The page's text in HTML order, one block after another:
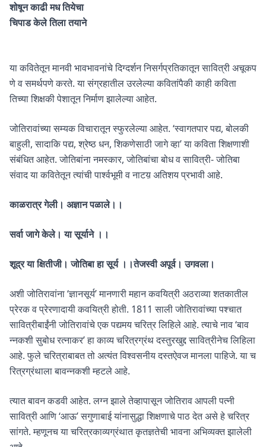
शोषून काढी मध तियेचा
चिपाड केले तिला तयाने
या कवितेतून मानवी भावभावनांचे दिग्दर्शन निसर्गप्रतिकातून सावित्री अचूकप
णे व समर्थपणे करते. या संग्रहातील उरलेल्या कवितांपैकी काही कविता
तिच्या शिक्षकी पेशातून निर्माण झालेल्या आहेत.
जोतिरावांच्या सम्यक विचारातून स्फुरलेल्या आहेत. ‘स्वागतपार पद्य, बोलकी
बाहुली, सादाकि पद्य, श्रेष्ठ धन, शिकणेसाठी जागे व्हा’ या कविता शिक्षणाशी
संबंधित आहेत. जोतिबांना नमस्कार, जोतिबांचा बोध व सावित्री- जोतिबा
संवाद या कवितेतून त्यांची पार्श्वभूम‍ी व नाटय़ अतिशय प्रभावी आहे.
काळरात्र गेली। अज्ञान पळाले।।
सर्वा जागे केले। या सूर्याने ।।
शूद्र या क्षितीजी। जोतिबा हा सूर्य ।।तेजस्वी अपूर्व। उगवला।
अशी जोतिरावांना ‘ज्ञानसूर्य’ मानणारी महान कवयित्री अठराव्या शतकातील
प्रेरक व प्रेरणादायी कवयित्री होती. 1811 साली जोतिरावांच्या पश्चात
सावित्रीबाईंनी जोतिरावांचे एक पद्यमय चरित्र लिहिले आहे. त्याचे नाव ‘बाव
न्नकशी सुबोध रत्नाकर’ हा काव्य चरित्रग्रंथ दस्तुरखुद्द सावित्रीनेच लिहिला
आहे. फुले चरित्राबाबत तो अत्यंत विश्वसनीय दस्तऐवज मानला पाहिजे. या च
रित्रग्रंथाला बावन्नकशी म्हटले आहे.
त्यात बावन कडवी आहेत. लग्न झाले तेव्हापासून जोतिराव आपली पत्नी
सावित्री आणि ‘आऊ’ सगुणाबाई यांनासुद्धा शिक्षणाचे पाठ देत असे हे चरित्र
सांगते. म्हणूनच या चरित्रकाव्यग्रंथात कृतज्ञतेची भावना अभिव्यक्त झालेली